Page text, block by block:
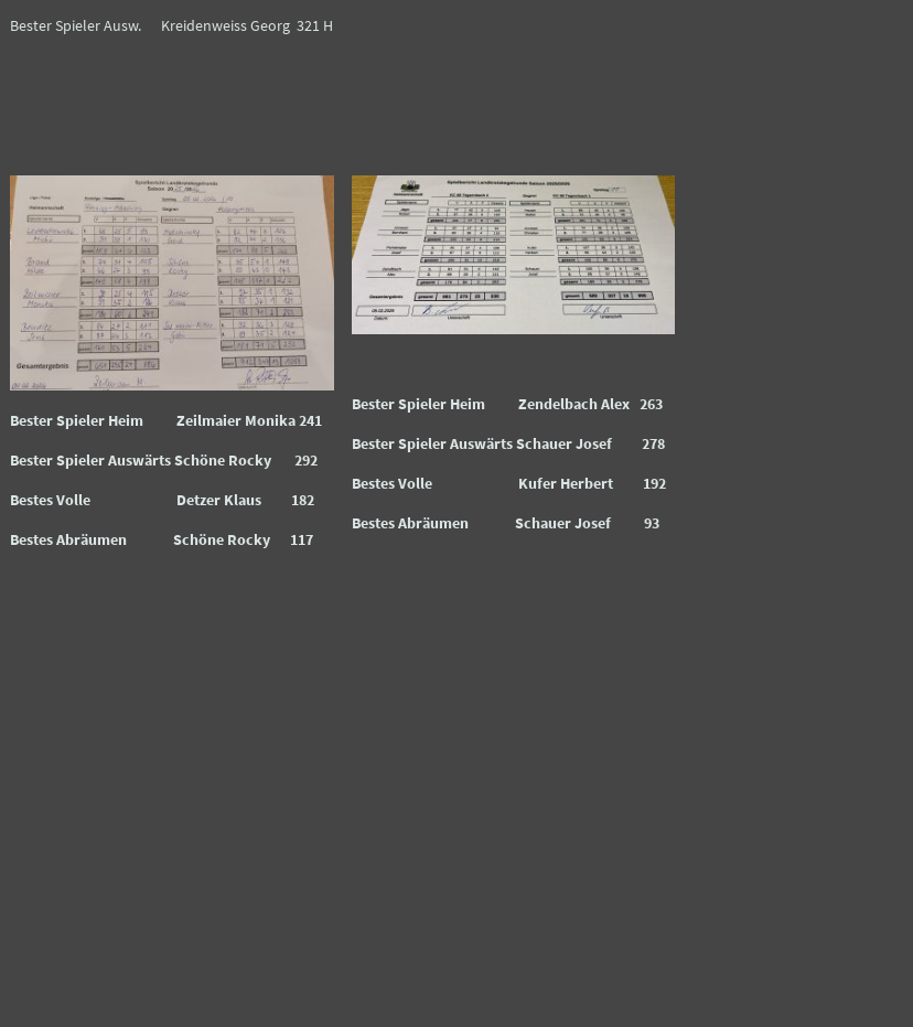
Bester Spieler Ausw. Kreidenweiss Georg 321 H
Bester Spieler Heim Zeilmaier Monika 241
Bester Spieler Auswärts Schöne Rocky 292
Bestes Volle Detzer Klaus 182
Bestes Abräumen Schöne Rocky 117
Bester Spieler Heim Zendelbach Alex 263
Bester Spieler Auswärts Schauer Josef 278
Bestes Volle Kufer Herbert 192
Bestes Abräumen Schauer Josef 93